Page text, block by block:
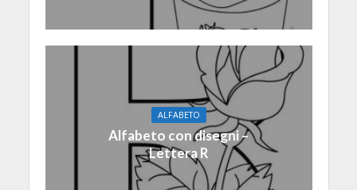
ALFABETO
Alfabeto con disegni –
Lettera R